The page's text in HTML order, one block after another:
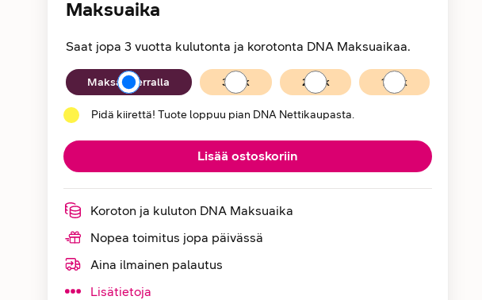
Maksuaika
Saat jopa 3 vuotta kulutonta ja korotonta DNA Maksuaikaa.
Maksuaika
Maksan kerralla 36 kk 24 kk 12 kk
Pidä kiirettä! Tuote loppuu pian DNA Nettikaupasta.
Lisää ostoskoriin
Koroton ja kuluton DNA Maksuaika
Nopea toimitus jopa päivässä
Aina ilmainen palautus
Lisätietoja